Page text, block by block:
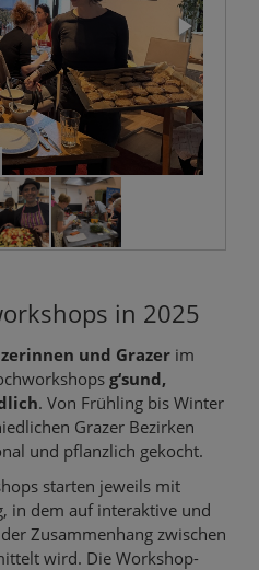
in 2025
und Grazer im
g‘sund,
. Von Frühling bis Winter
Grazer Bezirken
und pflanzlich gekocht.
starten jeweils mit
in dem auf interaktive und
Zusammenhang zwischen
wird. Die Workshop-